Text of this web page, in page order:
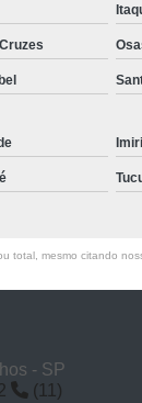
mesmo citando
- SP
(11)